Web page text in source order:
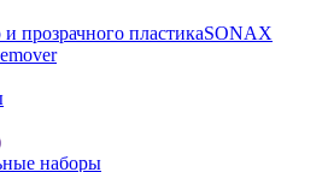
прозрачного пластикаSONAX
наборы